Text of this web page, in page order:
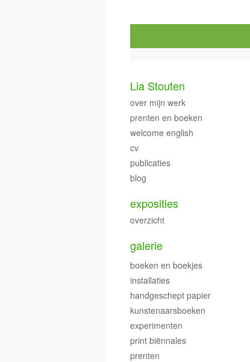
Lia Stouten
over mijn werk
prenten en boeken
welcome english
cv
publicaties
blog
exposities
overzicht
galerie
boeken en boekjes
installaties
handgeschept papier
kunstenaarsboeken
experimenten
print biënnales
prenten